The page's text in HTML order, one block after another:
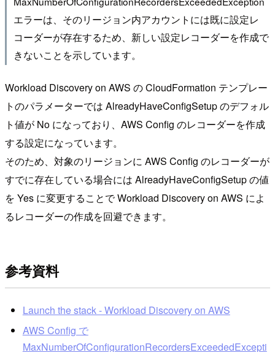
エラーは、そのリージョン内アカウントには既に設定レ
コーダーが存在するため、新しい設定レコーダーを作成で
きないことを示しています。
Workload Discovery on AWS の CloudFormation テンプレー
トのパラメーターでは AlreadyHaveConfigSetup のデフォル
ト値が No になっており、AWS Config のレコーダーを作成
する設定になっています。
そのため、対象のリージョンに AWS Config のレコーダーが
すでに存在している場合には AlreadyHaveConfigSetup の値
を Yes に変更することで Workload Discovery on AWS によ
るレコーダーの作成を回避できます。
参考資料
Launch the stack - Workload Discovery on AWS
AWS Config で
MaxNumberOfConfigurationRecordersExceededExcepti